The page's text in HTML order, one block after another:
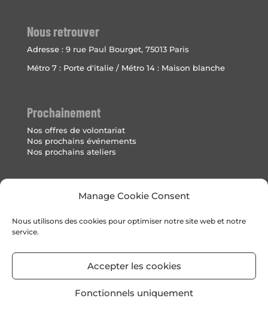
Manage Cookie Consent
Nous utilisons des cookies pour optimiser notre site web et notre
service.
Accepter les cookies
Fonctionnels uniquement
Nous retrouver
Adresse : 9 rue Paul Bourget, 75013 Paris
Métro 7 : Porte d'italie / Métro 14 : Maison blanche
Prochainement
Nos offres de volontariat
Nos prochains événements
Nos prochains ateliers
Politique de cookies (UE)